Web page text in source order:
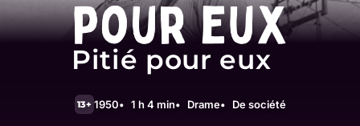
Pitié pour eux
13+ 1950 1 h 4 min Drame De société